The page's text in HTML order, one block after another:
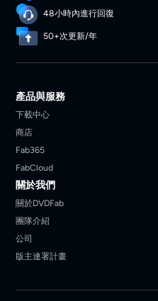
48小時內進行回復
50+次更新/年
產品與服務
下載中心
商店
Fab365
FabCloud
關於我們
關於DVDFab
團隊介紹
公司
版主連署計畫